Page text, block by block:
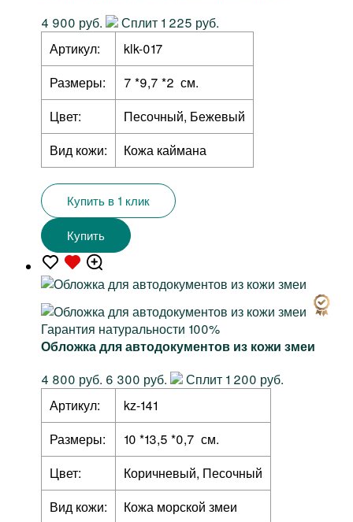
4 900 руб.
Сплит 1 225 руб.
Артикул:
klk-017
Размеры:
7 *9,7 *2 см.
Цвет:
Песочный, Бежевый
Вид кожи:
Кожа каймана
Купить в 1 клик
Купить
Гарантия натуральности 100%
Обложка для автодокументов из кожи змеи
4 800 руб. 6 300 руб.
Сплит 1 200 руб.
Артикул:
kz-141
Размеры:
10 *13,5 *0,7 см.
Цвет:
Коричневый, Песочный
Вид кожи:
Кожа морской змеи